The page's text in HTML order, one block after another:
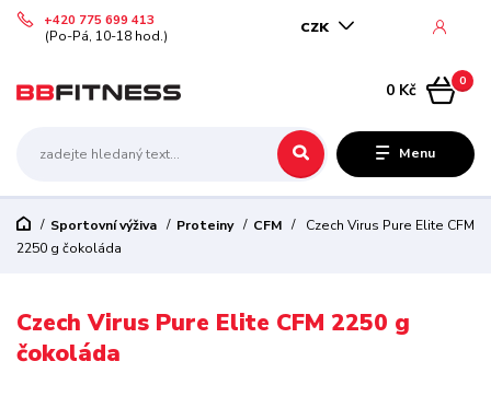
Menu
CZK
+420 775 699 413
(Po-Pá, 10-18 hod.)
0
0 Kč
Sportovní výživa Proteiny CFM
Czech Virus Pure Elite CFM
2250 g čokoláda
Czech Virus Pure Elite CFM 2250 g
čokoláda